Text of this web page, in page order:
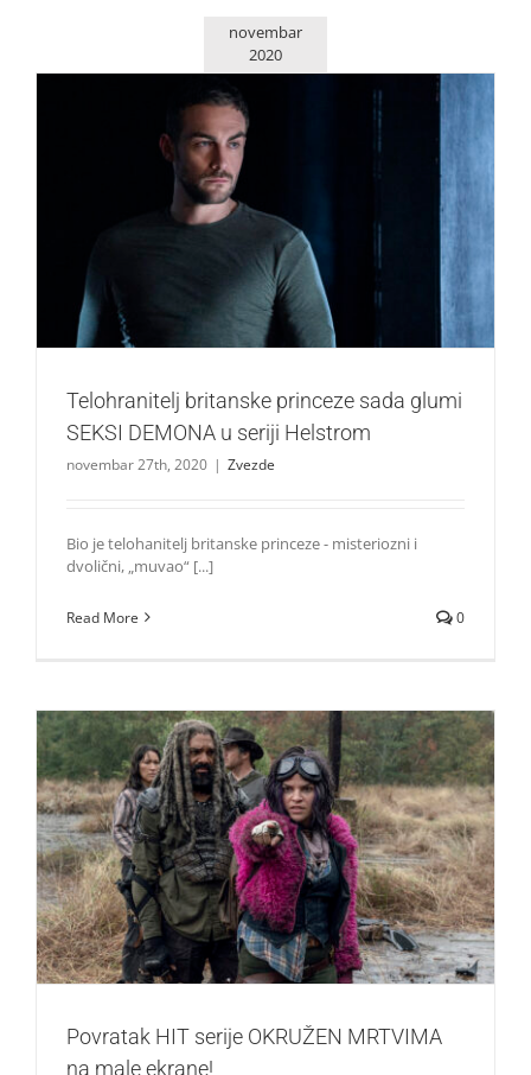
novembar
2020
Telohranitelj britanske princeze sada glumi SEKSI
DEMONA u seriji Helstrom
Zvezde
Telohranitelj britanske princeze sada glumi
SEKSI DEMONA u seriji Helstrom
novembar 27th, 2020 | Zvezde
Bio je telohanitelj britanske princeze - misteriozni i
dvolični, „muvao“ [...]
Read More 0
Povratak HIT serije OKRUŽEN MRTVIMA na male ekrane!
Život i zabava
Povratak HIT serije OKRUŽEN MRTVIMA
na male ekrane!